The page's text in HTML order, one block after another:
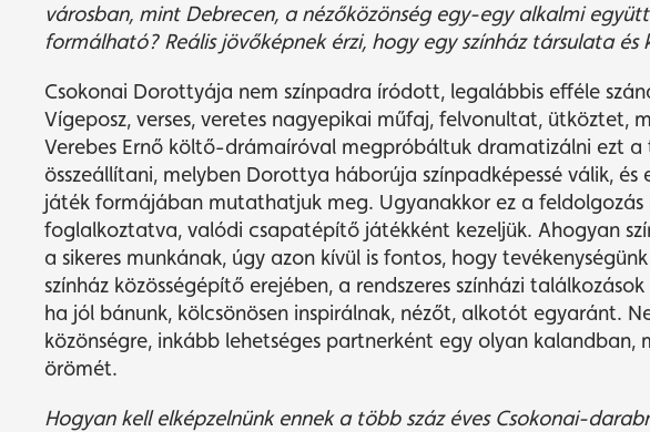
városban, mint Debrecen, a nézőközönség egy-egy alkalmi
formálható? Reális jövőképnek érzi, hogy egy színház társulata és
Csokonai Dorottyája nem színpadra íródott, legalábbis efféle
Vígeposz, verses, veretes nagyepikai műfaj, felvonultat, ütköztet,
Verebes Ernő költő-drámaíróval megpróbáltuk dramatizálni ezt
összeállítani, melyben Dorottya háborúja színpadképessé válik, és
játék formájában mutathatjuk meg. Ugyanakkor ez a
foglalkoztatva, valódi csapatépítő játékként kezeljük. Ahogyan
a sikeres munkának, úgy azon kívül is fontos, hogy
színház közösségépítő erejében, a rendszeres színházi
ha jól bánunk, kölcsönösen inspirálnak, nézőt, alkotót egyaránt.
közönségre, inkább lehetséges partnerként egy olyan
örömét.
Hogyan kell elképzelnünk ennek a több száz éves Csokonai-